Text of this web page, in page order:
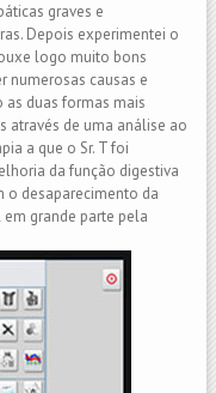
graves e
Depois experimentei o
logo muito bons
numerosas causas e
as duas formas mais
através de uma análise ao
a que o Sr. T foi
da função digestiva
o desaparecimento da
grande parte pela